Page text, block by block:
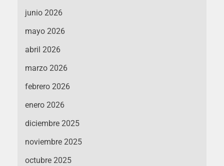
junio 2026
mayo 2026
abril 2026
marzo 2026
febrero 2026
enero 2026
diciembre 2025
noviembre 2025
octubre 2025